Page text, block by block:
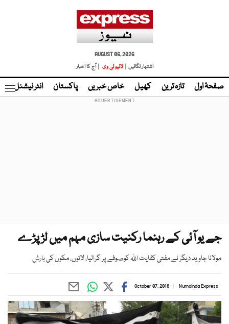
AUGUST 06, 2026
اشتہار لگائیں |
لائیو ٹی وی | آج کا اخبار
صفحۂ اول تازہ ترین کھیل خاص خبریں پاکستان انٹر نیشنل
جے یو آئی کے رہنما رکنیت سازی مہم میں لڑ پڑے
مولانا جاوید دیگر نے مفتی کفایت اللہ کوصوفے پر گرالیا، لاتوں، مکوں کی بارش
Numainda Express
October 07, 2018